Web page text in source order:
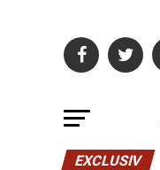
EXCLUSIV